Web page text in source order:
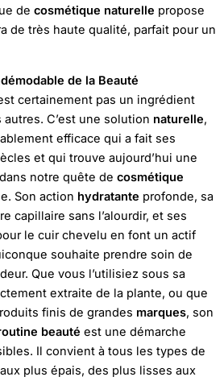
de cosmétique naturelle propose
de très haute qualité, parfait pour un
de la Beauté
certainement pas un ingrédient
C’est une solution naturelle,
efficace qui a fait ses
et qui trouve aujourd’hui une
notre quête de cosmétique
Son action hydratante profonde, sa
capillaire sans l’alourdir, et ses
le cuir chevelu en font un actif
souhaite prendre soin de
Que vous l’utilisiez sous sa
extraite de la plante, ou que
finis de grandes marques, son
beauté est une démarche
Il convient à tous les types de
plus épais, des plus lisses aux